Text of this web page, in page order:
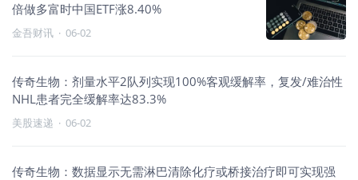
倍做多富时中国ETF涨8.40%
金吾财讯 · 06-02
传奇生物：剂量水平2队列实现100%客观缓解率，复发/难治性
NHL患者完全缓解率达83.3%
美股速递 · 06-02
传奇生物：数据显示无需淋巴清除化疗或桥接治疗即可实现强